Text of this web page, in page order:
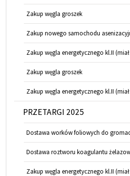
Zakup węgla groszek
Zakup nowego samochodu
Zakup węgla energetycznego kl.II
Zakup węgla groszek
Zakup węgla energetycznego kl.II
PRZETARGI 2025
Dostawa worków foliowych do
Dostawa roztworu koagulantu
Zakup węgla energetycznego kl.II